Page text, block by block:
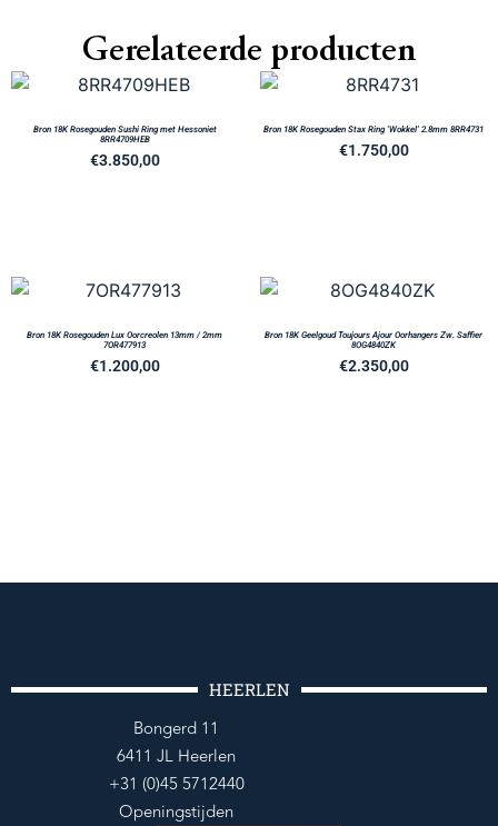
Gerelateerde producten
Bron 18K Rosegouden Sushi Ring met Hessoniet
8RR4709HEB
€3.850,00
Bron 18K Rosegouden Stax Ring ‘Wokkel’ 2.8mm 8RR4731
€1.750,00
Bron 18K Rosegouden Lux Oorcreolen 13mm / 2mm
7OR477913
€1.200,00
Bron 18K Geelgoud Toujours Ajour Oorhangers Zw. Saffier
8OG4840ZK
€2.350,00
HEERLEN
Bongerd 11
6411 JL Heerlen
+31 (0)45 5712440
Openingstijden